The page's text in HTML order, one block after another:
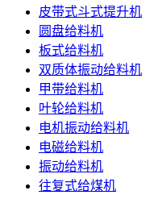
皮带式斗式提升机
圆盘给料机
板式给料机
双质体振动给料机
甲带给料机
叶轮给料机
电机振动给料机
电磁给料机
振动给料机
往复式给煤机